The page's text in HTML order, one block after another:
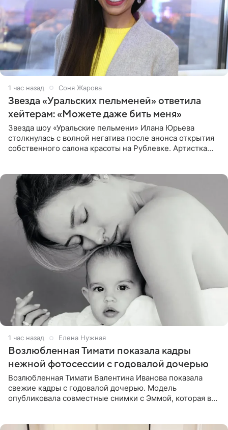
1 час назад Соня Жарова
Звезда «Уральских пельменей» ответила
хейтерам: «Можете даже бить меня»
Звезда шоу «Уральские пельмени» Илана Юрьева
столкнулась с волной негатива после анонса открытия
собственного салона красоты на Рублевке. Артистка
1 час назад Елена Нужная
Возлюбленная Тимати показала кадры
нежной фотосессии с годовалой дочерью
Возлюбленная Тимати Валентина Иванова показала
свежие кадры с годовалой дочерью. Модель
опубликовала совместные снимки с Эммой, которая в